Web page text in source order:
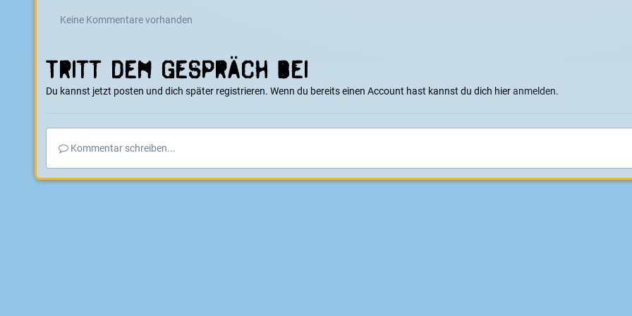
Keine Kommentare vorhanden
Tritt dem Gespräch bei
Du kannst jetzt posten und dich später registrieren. Wenn du bereits einen Account hast kannst du dich hieranmelden.
Kommentar schreiben...